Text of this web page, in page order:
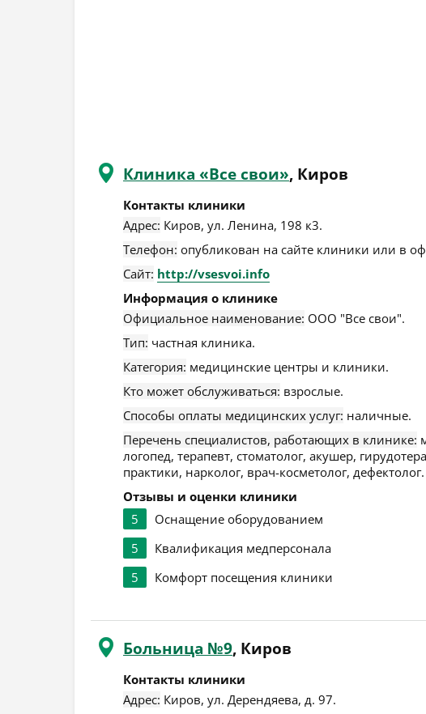
Клиника «Все свои», Киров
Контакты клиники
Адрес: Киров, ул. Ленина, 198 к3.
Телефон: опубликован на сайте клиники или в
Сайт: http://vsesvoi.info
Информация о клинике
Официальное наименование: ООО "Все свои".
Тип: частная клиника.
Категория: медицинские центры и клиники.
Кто может обслуживаться: взрослые.
Способы оплаты медицинских услуг: наличные.
Перечень специалистов, работающих в клинике:
логопед, терапевт, стоматолог, акушер,
практики, нарколог, врач-косметолог, дефектолог.
Отзывы и оценки клиники
5
Оснащение оборудованием
5
Квалификация медперсонала
5
Комфорт посещения клиники
Больница №9, Киров
Контакты клиники
Адрес: Киров, ул. Дерендяева, д. 97.